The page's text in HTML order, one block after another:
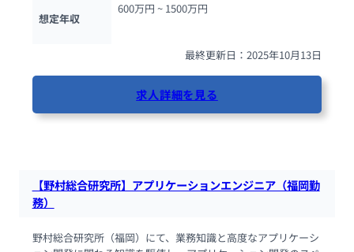
想定年収
600万円 ~ 1500万円
最終更新日：2025年10月13日
求人詳細を見る
【野村総合研究所】アプリケーションエンジニア（福岡勤
務）
野村総合研究所（福岡）にて、業務知識と高度なアプリケーシ